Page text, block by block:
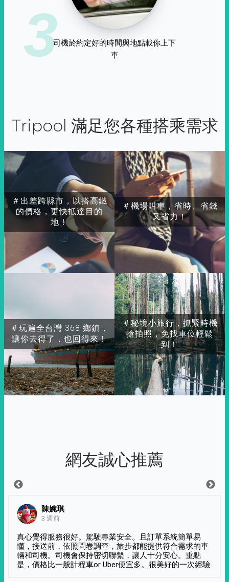
3司機於約定好的時間與地點載你上下
車
Tripool 滿足您各種搭乘需求
＃出差跨縣市，以搭高鐵
的價格，更快抵達目的
地！
＃玩遍全台灣 368 鄉鎮，
讓你去得了，也回得來！
＃秘境小旅行，抓緊時機
搶拍照，免找車位輕鬆
到！
＃機場叫車，省時、省錢
又省力！
網友誠心推薦
陳婉琪
3 週前
真心覺得服務很好。駕駛專業安全。且訂單系統簡單易
懂，接送前，依照問卷調查，旅步都能提供符合需求的車
輛和司機。司機會保持密切聯繫，讓人十分安心。重點
是，價格比一般計程車or Uber便宜多。很美好的一次經驗